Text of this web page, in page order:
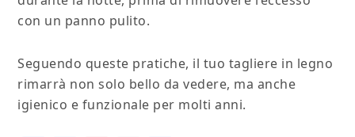
con un panno pulito.
Seguendo queste pratiche, il tuo tagliere in legno
rimarrà non solo bello da vedere, ma anche
igienico e funzionale per molti anni.